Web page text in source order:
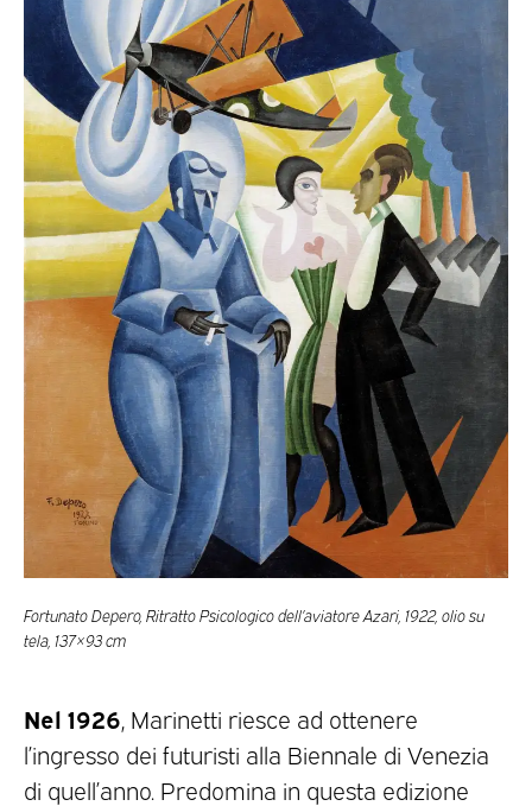
Fortunato Depero, Ritratto Psicologico dell’aviatore Azari, 1922, olio su
tela, 137×93 cm
Nel 1926 , Marinetti riesce ad ottenere
l’ingresso dei futuristi alla Biennale di Venezia
di quell’anno. Predomina in questa edizione